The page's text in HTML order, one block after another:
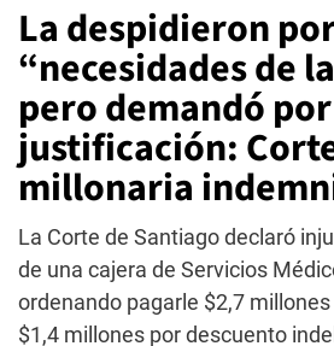
La despidieron
“necesidades de
pero demandó
justificación:
millonaria
La Corte de Santiago declaró
de una cajera de Servicios
ordenando pagarle $2,7
$1,4 millones por descuento